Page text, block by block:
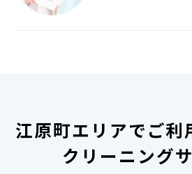
江原町エリアでご利
クリーニング